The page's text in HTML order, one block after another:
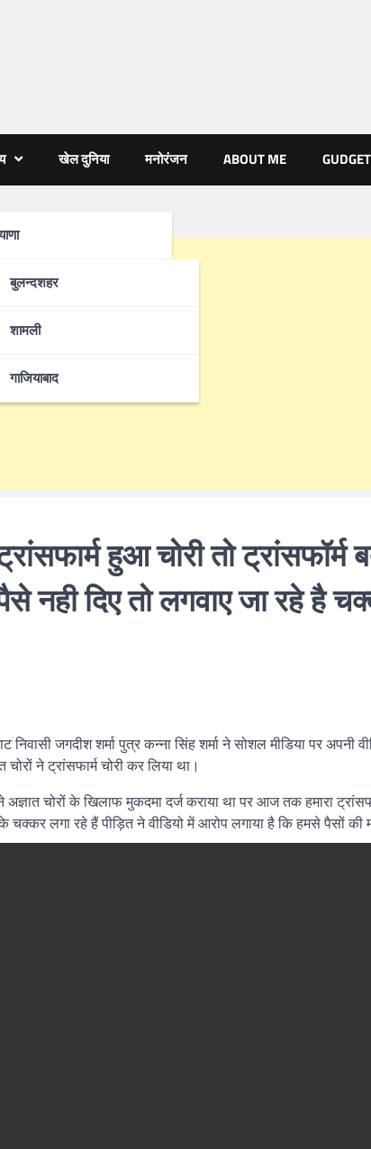
प्रदेश
बुलन्दशहर
शामली
गाजियाबाद
खेल दुनिया मनोरंजन ABOUT ME
हुआ चोरी तो
नही दिए तो लगवाए जा रहे है
जगदीश शर्मा पुत्र कन्ना सिंह शर्मा ने सोशल मीडिया पर अपनी
ने ट्रांसफार्म चोरी कर लिया था।
चोरों के खिलाफ मुकदमा दर्ज कराया था पर आज तक हमारा
लगा रहे हैं पीड़ित ने वीडियो में आरोप लगाया है कि हमसे पैसों की